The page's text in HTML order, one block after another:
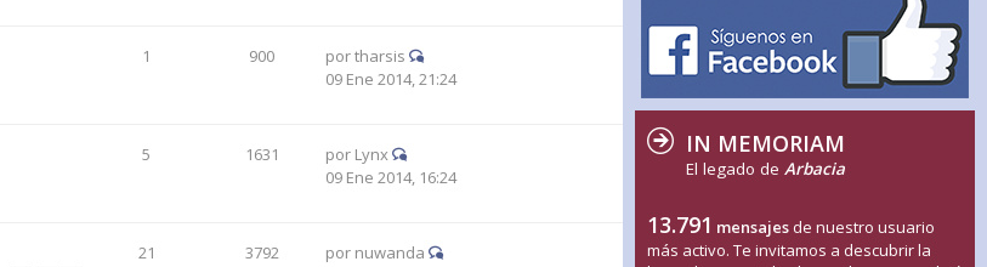
1 900 portharsis
09 Ene 2014, 21:24
5 1631 por Lynx
09 Ene 2014, 16:24
21 3792 por nuwanda
IN MEMORIAM
El legado de Arbacia
13.791 mensajes de nuestro usuario
más activo. Te invitamos a descubrir la